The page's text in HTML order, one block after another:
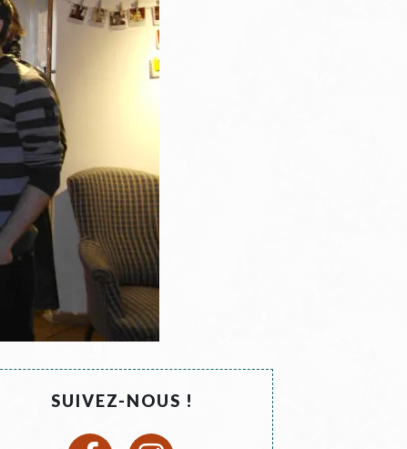
SUIVEZ-NOUS !